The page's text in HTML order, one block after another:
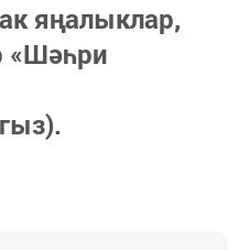
яңалыклар,
«Шәһри